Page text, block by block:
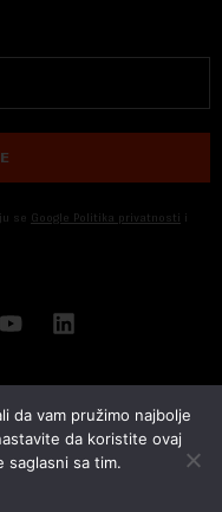
se Google Politika privatnosti i
| DEVELOPED BY
da vam pružimo najbolje
da koristite ovaj
saglasni sa tim.